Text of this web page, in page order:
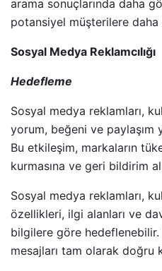
arama sonuçlarında daha
potansiyel müşterilere daha
Sosyal Medya Reklamcılığı
Hedefleme
Sosyal medya reklamları,
yorum, beğeni ve paylaşım
Bu etkileşim, markaların
kurmasına ve geri bildirim
Sosyal medya reklamları,
özellikleri, ilgi alanları ve
bilgilere göre hedeflenebilir.
mesajları tam olarak doğru